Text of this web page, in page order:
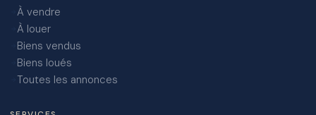
À vendre
À louer
Biens vendus
Biens loués
Toutes les annonces